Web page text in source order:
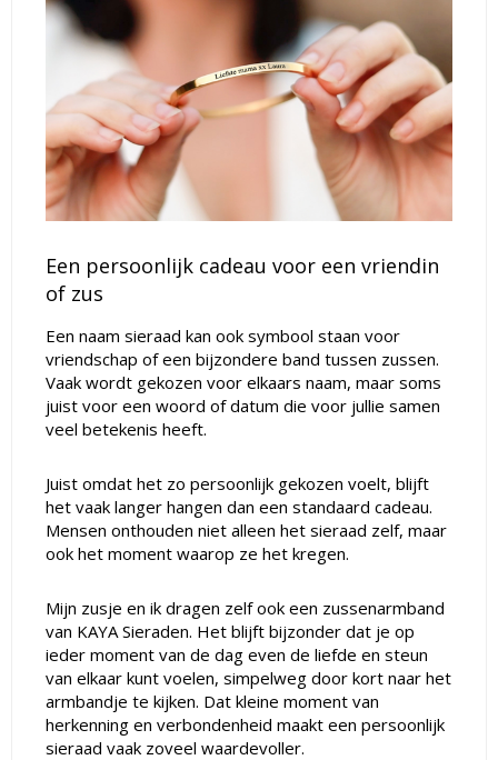
Een persoonlijk cadeau voor een vriendin
of zus
Een naam sieraad kan ook symbool staan voor
vriendschap of een bijzondere band tussen zussen.
Vaak wordt gekozen voor elkaars naam, maar soms
juist voor een woord of datum die voor jullie samen
veel betekenis heeft.
Juist omdat het zo persoonlijk gekozen voelt, blijft
het vaak langer hangen dan een standaard cadeau.
Mensen onthouden niet alleen het sieraad zelf, maar
ook het moment waarop ze het kregen.
Mijn zusje en ik dragen zelf ook een zussenarmband
van KAYA Sieraden. Het blijft bijzonder dat je op
ieder moment van de dag even de liefde en steun
van elkaar kunt voelen, simpelweg door kort naar het
armbandje te kijken. Dat kleine moment van
herkenning en verbondenheid maakt een persoonlijk
sieraad vaak zoveel waardevoller.